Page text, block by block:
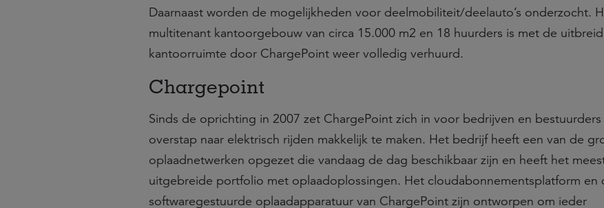
Daarnaast worden de mogelijkheden voor deelmobiliteit/deelauto’s onderzocht.
multitenant kantoorgebouw van circa 15.000 m2 en 18 huurders is met de
kantoorruimte door ChargePoint weer volledig verhuurd.
Chargepoint
Sinds de oprichting in 2007 zet ChargePoint zich in voor bedrijven en
overstap naar elektrisch rijden makkelijk te maken. Het bedrijf heeft een van de
oplaadnetwerken opgezet die vandaag de dag beschikbaar zijn en heeft het
uitgebreide portfolio met oplaadoplossingen. Het cloudabonnementsplatform en
softwaregestuurde oplaadapparatuur van ChargePoint zijn ontworpen om ieder